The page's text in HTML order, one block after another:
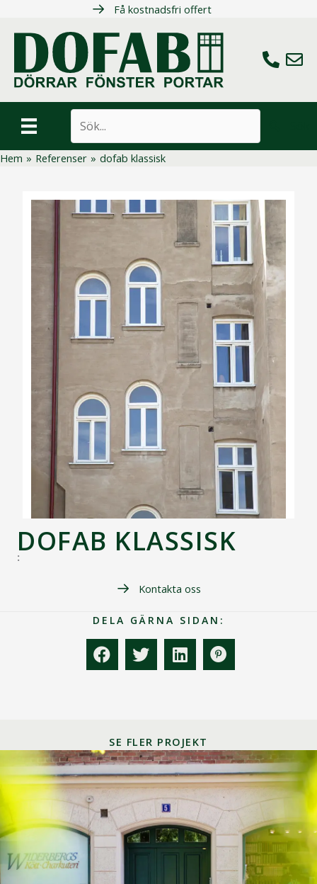
innehåll
Få kostnadsfri offert
Ring oss
Maila
Hem » Referenser » dofab klassisk
DOFAB KLASSISK
:
Kontakta oss
DELA GÄRNA SIDAN:
SE FLER PROJEKT